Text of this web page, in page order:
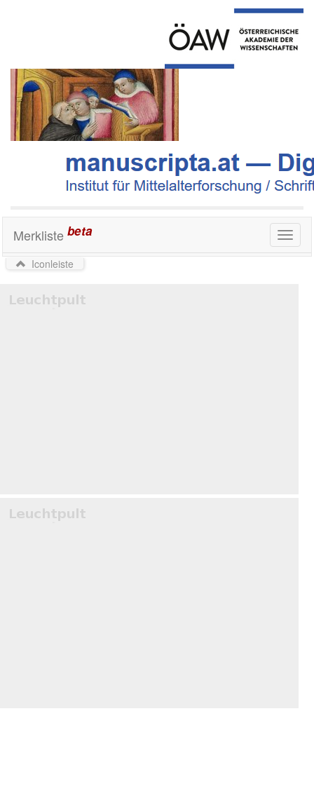
Toggle
Merkliste beta
Iconleiste